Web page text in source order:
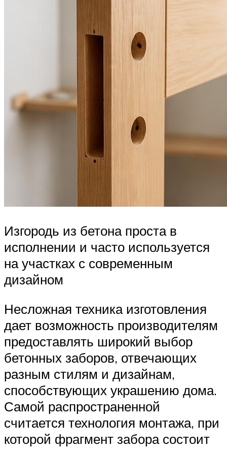
Изгородь из бетона проста в
исполнении и часто используется
на участках с современным
дизайном
Несложная техника изготовления
дает возможность производителям
предоставлять широкий выбор
бетонных заборов, отвечающих
разным стилям и дизайнам,
способствующих украшению дома.
Самой распространенной
считается технология монтажа, при
которой фрагмент забора состоит